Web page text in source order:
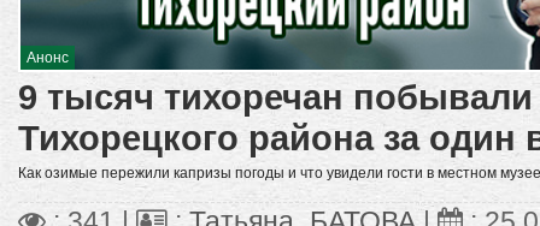
Анонс
9 тысяч тихоречан побывали
Тихорецкого района за один
Как озимые пережили капризы погоды и что увидели гости в местном